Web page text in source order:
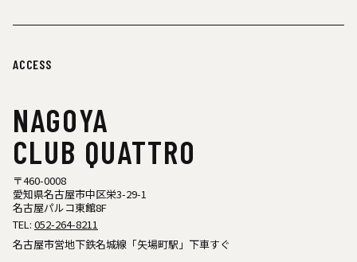
ACCESS
NAGOYA
CLUB QUATTRO
〒460-0008
愛知県名古屋市中区栄3-29-1
名古屋パルコ東館8F
TEL: 052-264-8211
名古屋市営地下鉄名城線「矢場町駅」下車すぐ